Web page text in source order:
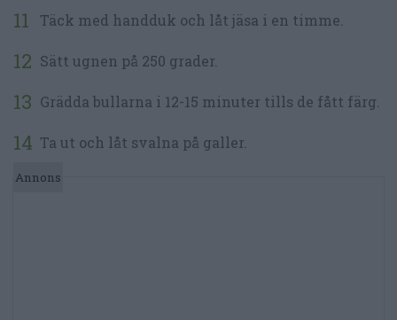
Täck med handduk och låt jäsa i en timme.
Sätt ugnen på 250 grader.
Grädda bullarna i 12-15 minuter tills de fått färg.
Ta ut och låt svalna på galler.